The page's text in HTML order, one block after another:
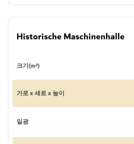
Historische Maschinenhalle
크기(m²)
가로 x 세로 x 높이
일광